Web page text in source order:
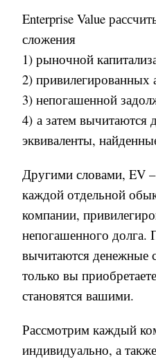
Enterprise Value
сложения
1) рыночной
2) привилегированных
3) непогашенной
4) а затем вычитаются
эквиваленты,
Другими словами, EV
каждой отдельной
компании,
непогашенного долга.
вычитаются денежные
только вы
становятся вашими.
Рассмотрим каждый
индивидуально, а